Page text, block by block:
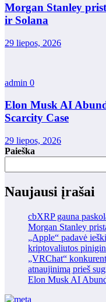
Morgan Stanley
ir Solana
29 liepos, 2026
admin 0
Elon Musk AI
Scarcity Case
29 liepos, 2026
Paieška
Naujausi įrašai
cbXRP gauna
Morgan Stanley
„Apple“ padavė
kriptovaliutos
„VRChat“
atnaujinimą prieš
Elon Musk AI